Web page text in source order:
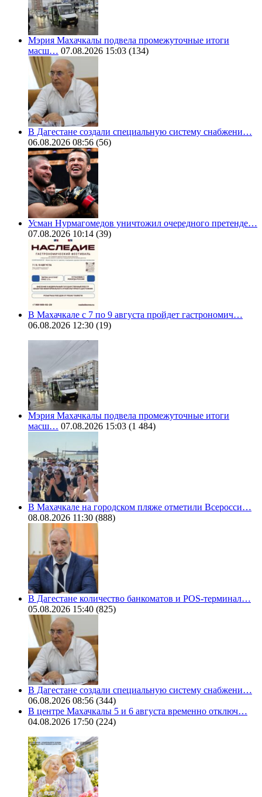
Мэрия Махачкалы подвела промежуточные итоги
масш… 07.08.2026 15:03 (134)
В Дагестане создали специальную систему снабжени…
06.08.2026 08:56 (56)
Усман Нурмагомедов уничтожил очередного претенде…
07.08.2026 10:14 (39)
В Махачкале с 7 по 9 августа пройдет гастрономич…
06.08.2026 12:30 (19)
Мэрия Махачкалы подвела промежуточные итоги
масш… 07.08.2026 15:03 (1 484)
В Махачкале на городском пляже отметили Всеросси…
08.08.2026 11:30 (888)
В Дагестане количество банкоматов и POS-терминал…
05.08.2026 15:40 (825)
В Дагестане создали специальную систему снабжени…
06.08.2026 08:56 (344)
В центре Махачкалы 5 и 6 августа временно отключ…
04.08.2026 17:50 (224)